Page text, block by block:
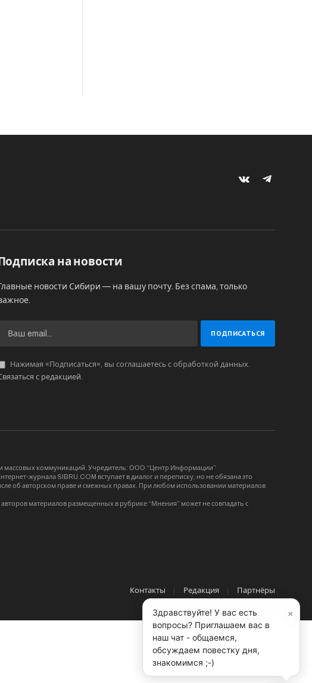
VKontakteTelegram
Подписка на новости
новости Сибири — на вашу почту. Без спама, только
Нажимая «Подписаться», вы соглашаетесь с обработкой данных.
с редакцией.
массовых коммуникаций. Учредитель: ООО “Центр Информации”
журнала SIBRU.COM вступает в диалог и переписку, но не обязана это
об авторском праве и смежных правах. При любом использовании материалов
материалов размещенных в рубрике “Мнения” может не совпадать с
Контакты Редакция Партнёры
×
Здравствуйте! У вас есть
вопросы? Приглашаем вас в
наш чат - общаемся,
обсуждаем повестку дня,
знакомимся ;-)